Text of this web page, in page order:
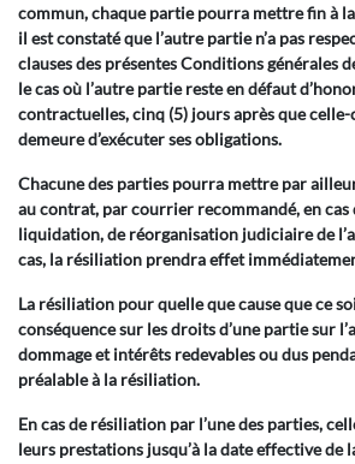
commun, chaque partie pourra mettre fin à
il est constaté que l’autre partie n’a pas
clauses des présentes Conditions générales
le cas où l’autre partie reste en défaut
contractuelles, cinq (5) jours après que celle-
demeure d’exécuter ses obligations.
Chacune des parties pourra mettre par
au contrat, par courrier recommandé, en cas
liquidation, de réorganisation judiciaire de
cas, la résiliation prendra effet
La résiliation pour quelle que cause que ce
conséquence sur les droits d’une partie sur
dommage et intérêts redevables ou dus
préalable à la résiliation.
En cas de résiliation par l’une des parties,
leurs prestations jusqu’à la date effective de